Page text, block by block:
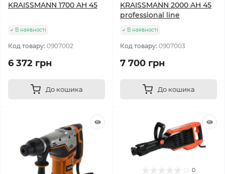
KRAISSMANN 1700 AH 45
В наявності
Код товару: 0907002
6 372 грн
До кошика
KRAISSMANN 2000 AH 45
professional line
В наявності
Код товару: 0907003
7 700 грн
До кошика
0